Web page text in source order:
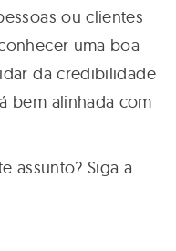
ou clientes
uma boa
da credibilidade
bem alinhada com
assunto? Siga a